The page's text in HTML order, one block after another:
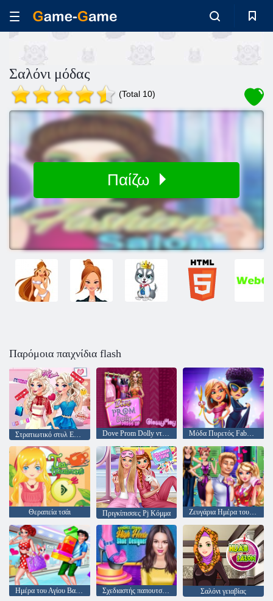
Σαλόνι μόδας
(Total 10)
Παίζω
Παρόμοια παιχνίδια flash
Στρατιωτικό στυλ Εβδομάδα Dove Prom Dolly ντύνομαι Μόδα Πυρετός Fabulous της Angela
Θεραπεία τσάι Πριγκίπισσες Pj Κόμμα Ζευγάρια Ημέρα του Αγίου Βαλεντίνου
Ημέρα του Αγίου Βαλεντίνου Σχεδιαστής παπουτσιών υψηλών τακουνιών Σαλόνι γειαβίας